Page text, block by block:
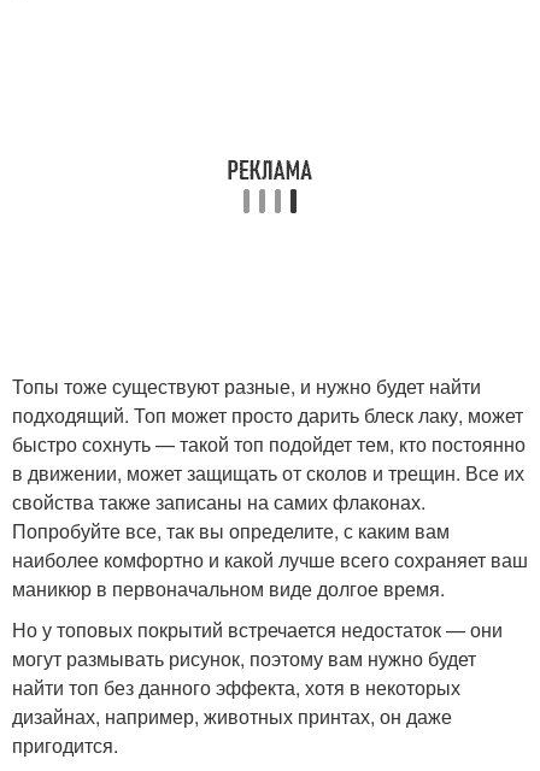
Топы тоже существуют разные, и нужно будет найти
подходящий. Топ может просто дарить блеск лаку, может
быстро сохнуть — такой топ подойдет тем, кто постоянно
в движении, может защищать от сколов и трещин. Все их
свойства также записаны на самих флаконах.
Попробуйте все, так вы определите, с каким вам
наиболее комфортно и какой лучше всего сохраняет ваш
маникюр в первоначальном виде долгое время.
Но у топовых покрытий встречается недостаток — они
могут размывать рисунок, поэтому вам нужно будет
найти топ без данного эффекта, хотя в некоторых
дизайнах, например, животных принтах, он даже
пригодится.